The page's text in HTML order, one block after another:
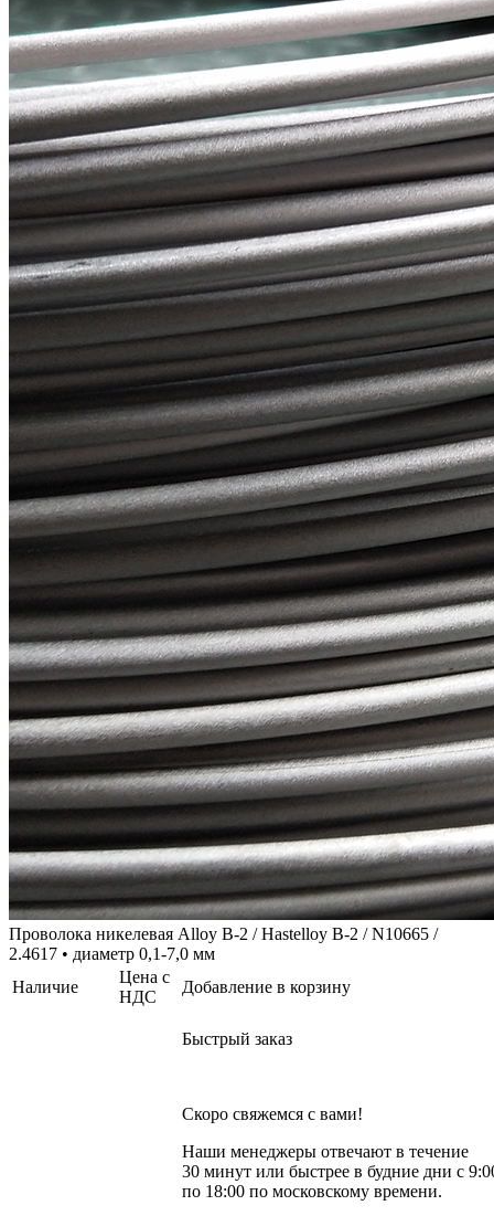
Проволока никелевая Alloy B-2 / Hastelloy B-2 / N10665 /
2.4617 • диаметр 0,1-7,0 мм
Наличие
Цена с
НДС
Добавление в корзину
Быстрый заказ
Скоро свяжемся с вами!
Наши менеджеры отвечают в течение
30 минут или быстрее в будние дни с
по 18:00 по московскому времени.